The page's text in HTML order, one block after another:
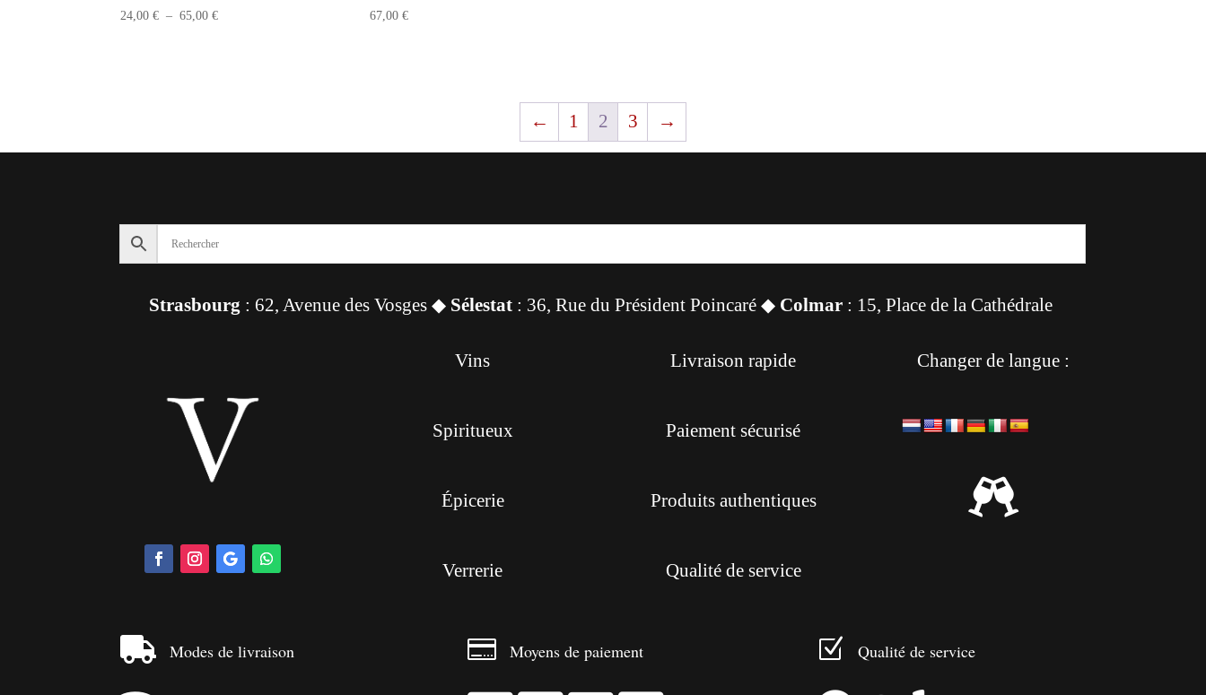
24,00€ – 65,00€Plage
67,00€
← 1 2 3 →
Strasbourg : 62, Avenue des Vosges ◆ Sélestat : 36, Rue du Président Poincaré ◆ Colmar : 15, Place de la Cathédrale
Vins
Spiritueux
Épicerie
Verrerie
Livraison rapide
Paiement sécurisé
Produits authentiques
Qualité de service
Changer de langue :

 Modes de livraison  Moyens de paiement Z Qualité de service